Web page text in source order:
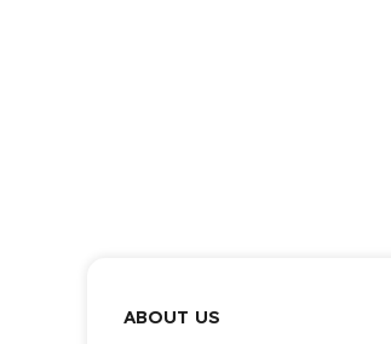
ABOUT US